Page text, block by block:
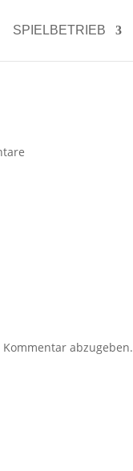
SPIELBETRIEB
abzugeben.